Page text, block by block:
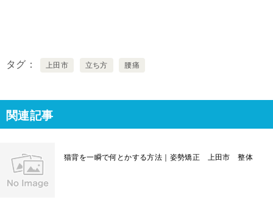
タグ 上田市 立ち方 腰痛
関連記事
猫背を一瞬で何とかする方法｜姿勢矯正 上田市 整体